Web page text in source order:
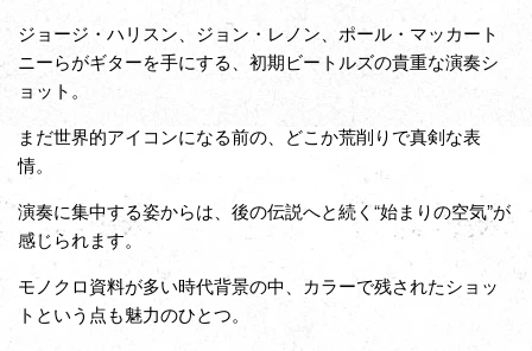
ジョージ・ハリスン、ジョン・レノン、ポール・マッカート
ニーらがギターを手にする、初期ビートルズの貴重な演奏シ
ョット。
まだ世界的アイコンになる前の、どこか荒削りで真剣な表
情。
演奏に集中する姿からは、後の伝説へと続く“始まりの空気”が
感じられます。
モノクロ資料が多い時代背景の中、カラーで残されたショッ
トという点も魅力のひとつ。